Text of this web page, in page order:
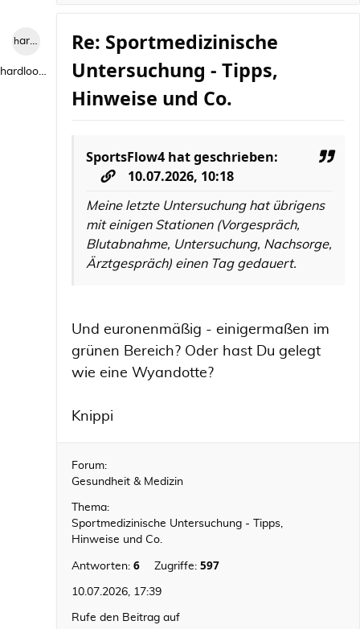
hardlooper
hardlooper
Re: Sportmedizinische
Untersuchung - Tipps,
Hinweise und Co.
SportsFlow4 hat geschrieben:
10.07.2026, 10:18
Meine letzte Untersuchung hat übrigens
mit einigen Stationen (Vorgespräch,
Blutabnahme, Untersuchung, Nachsorge,
Ärztgespräch) einen Tag gedauert.
Und euronenmäßig - einigermaßen im
grünen Bereich? Oder hast Du gelegt
wie eine Wyandotte?
Knippi
Forum:
Gesundheit & Medizin
Thema:
Sportmedizinische Untersuchung - Tipps,
Hinweise und Co.
Antworten: 6 Zugriffe: 597
10.07.2026, 17:39
Rufe den Beitrag auf